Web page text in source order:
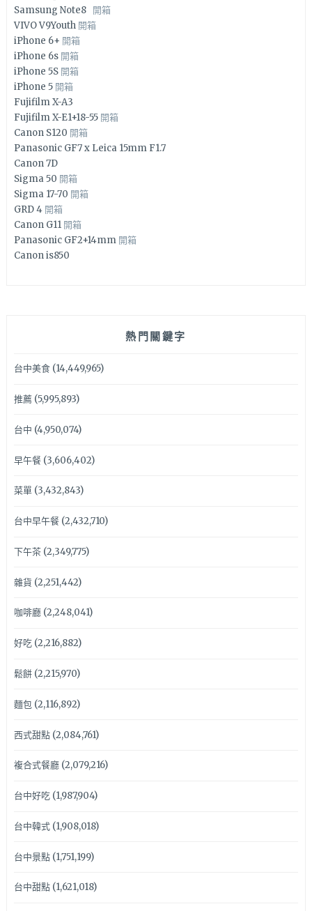
Samsung Note8 開箱
VIVO V9Youth 開箱
iPhone 6+ 開箱
iPhone 6s 開箱
iPhone 5S 開箱
iPhone 5 開箱
Fujifilm X-A3
Fujifilm X-E1+18-55 開箱
Canon S120 開箱
Panasonic GF7 x Leica 15mm F1.7
Canon 7D
Sigma 50 開箱
Sigma 17-70 開箱
GRD 4 開箱
Canon G11 開箱
Panasonic GF2+14mm 開箱
Canon is850
熱門關鍵字
台中美食(14,449,965)
推薦(5,995,893)
台中 (4,950,074)
早午餐(3,606,402)
菜單(3,432,843)
台中早午餐(2,432,710)
下午茶(2,349,775)
雜貨 (2,251,442)
咖啡廳(2,248,041)
好吃(2,216,882)
鬆餅(2,215,970)
麵包(2,116,892)
西式甜點(2,084,761)
複合式餐廳(2,079,216)
台中好吃(1,987,904)
台中韓式(1,908,018)
台中景點(1,751,199)
台中甜點(1,621,018)